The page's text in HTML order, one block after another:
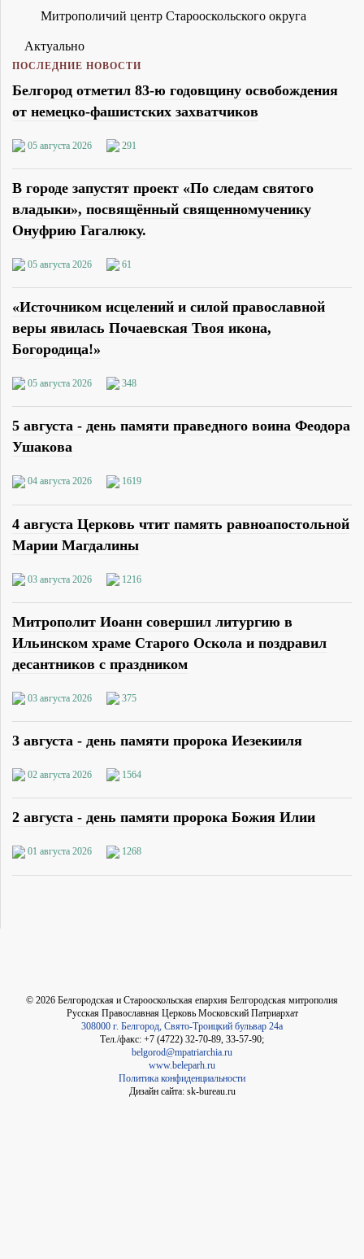
Митрополичий центр Старооскольского округа
Актуально
ПОСЛЕДНИЕ НОВОСТИ
Белгород отметил 83-ю годовщину освобождения
от немецко-фашистских захватчиков
05 августа 2026 291
В городе запустят проект «По следам святого
владыки», посвящённый священномученику
Онуфрию Гагалюку.
05 августа 2026 61
«Источником исцелений и силой православной
веры явилась Почаевская Твоя икона,
Богородица!»
05 августа 2026 348
5 августа - день памяти праведного воина Феодора
Ушакова
04 августа 2026 1619
4 августа Церковь чтит память равноапостольной
Марии Магдалины
03 августа 2026 1216
Митрополит Иоанн совершил литургию в
Ильинском храме Старого Оскола и поздравил
десантников с праздником
03 августа 2026 375
3 августа - день памяти пророка Иезекииля
02 августа 2026 1564
2 августа - день памяти пророка Божия Илии
01 августа 2026 1268
© 2026 Белгородская и Старооскольская епархия Белгородская митрополия
Русская Православная Церковь Московский Патриархат
308000 г. Белгород, Свято-Троицкий бульвар 24а
Тел./факс: +7 (4722) 32-70-89, 33-57-90;
belgorod@mpatriarchia.ru
www.beleparh.ru
Политика конфиденциальности
Дизайн сайта: sk-bureau.ru